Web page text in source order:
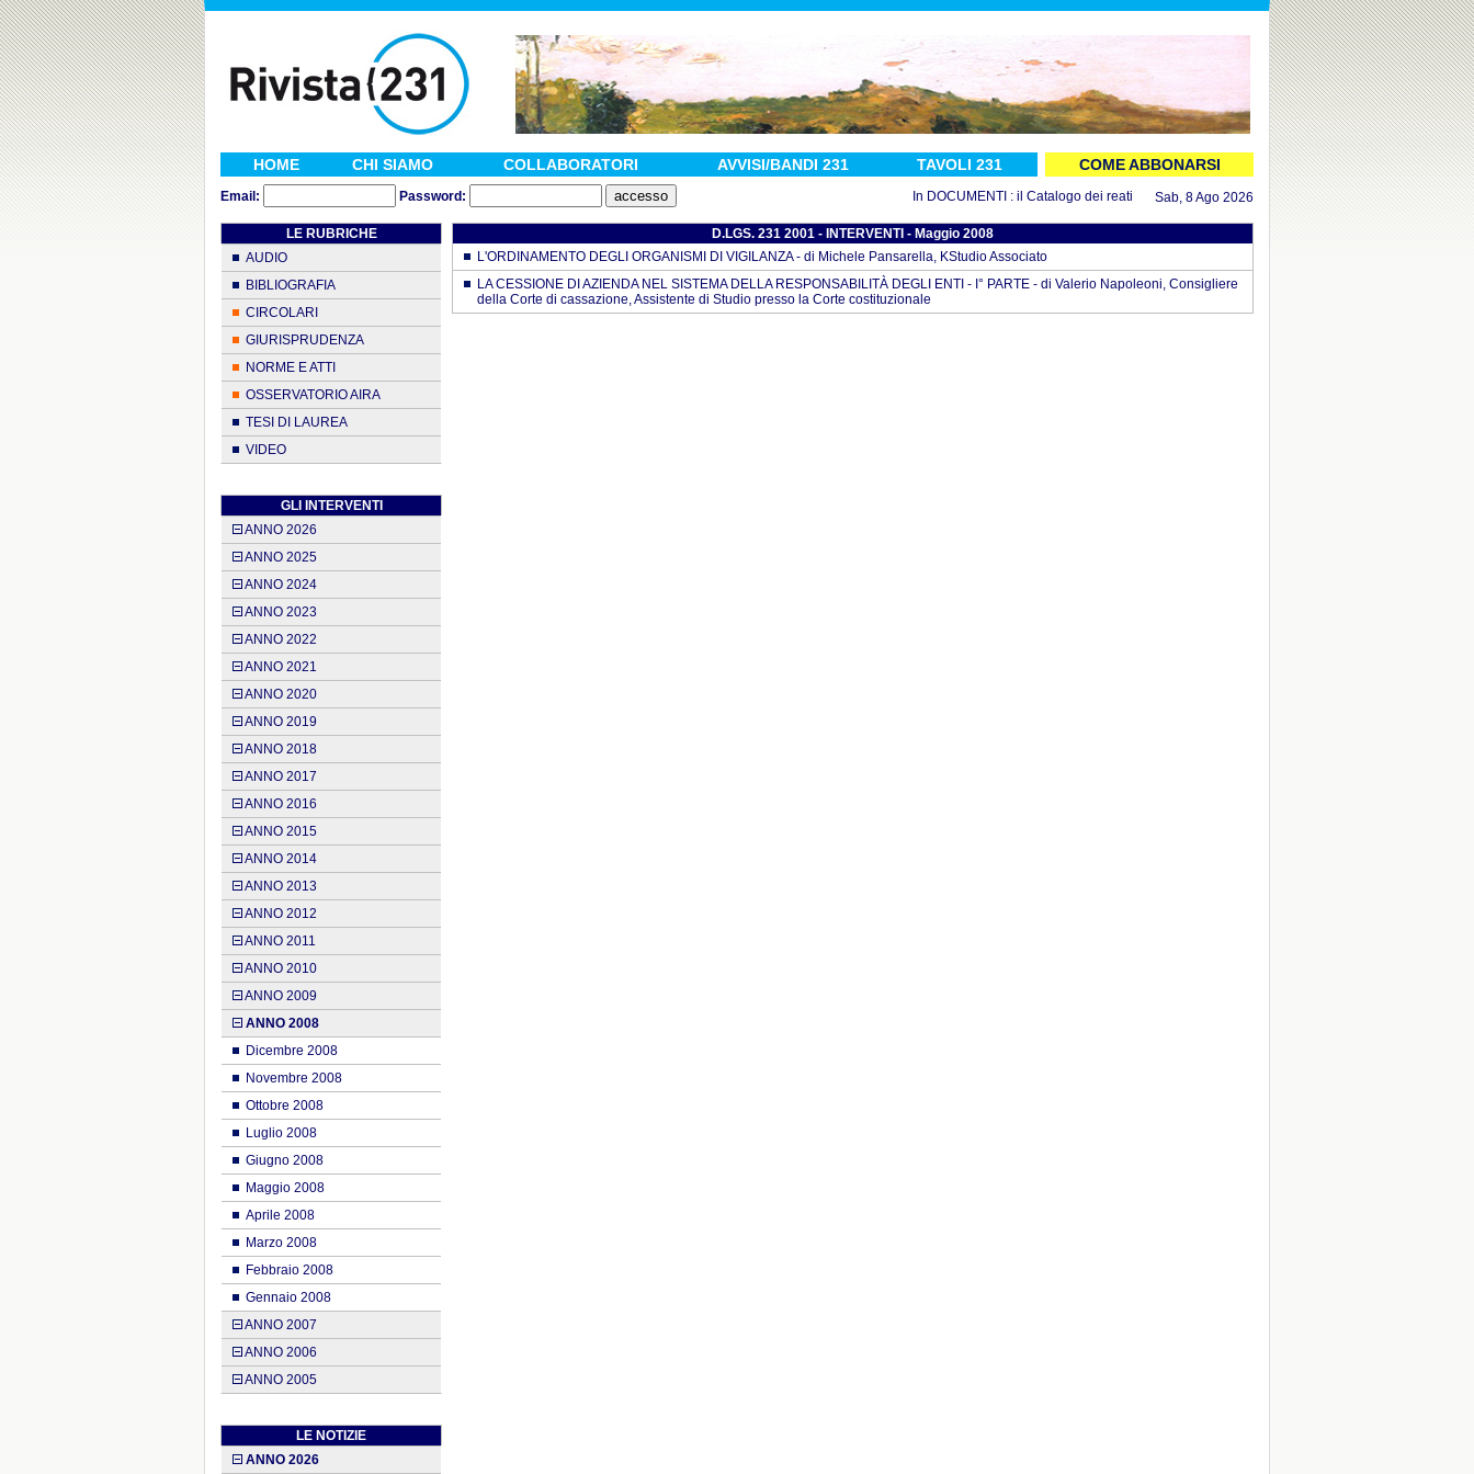
HOME CHI SIAMO COLLABORATORI AVVISI/BANDI 231 TAVOLI 231 COME ABBONARSI
Email: Password: In DOCUMENTI : il Catalogo dei reati aggiornato al 16 luglio 2026
Sab, 8 Ago 2026
LE RUBRICHE
AUDIO
BIBLIOGRAFIA
CIRCOLARI
GIURISPRUDENZA
NORME E ATTI
OSSERVATORIO AIRA
TESI DI LAUREA
VIDEO
GLI INTERVENTI
ANNO 2026
ANNO 2025
ANNO 2024
ANNO 2023
ANNO 2022
ANNO 2021
ANNO 2020
ANNO 2019
ANNO 2018
ANNO 2017
ANNO 2016
ANNO 2015
ANNO 2014
ANNO 2013
ANNO 2012
ANNO 2011
ANNO 2010
ANNO 2009
ANNO 2008
Dicembre 2008
Novembre 2008
Ottobre 2008
Luglio 2008
Giugno 2008
Maggio 2008
Aprile 2008
Marzo 2008
Febbraio 2008
Gennaio 2008
ANNO 2007
ANNO 2006
ANNO 2005
LE NOTIZIE
ANNO 2026
D.LGS. 231 2001 - INTERVENTI - Maggio 2008
L'ORDINAMENTO DEGLI ORGANISMI DI VIGILANZA - di Michele Pansarella, KStudio Associato
LA CESSIONE DI AZIENDA NEL SISTEMA DELLA RESPONSABILITÀ DEGLI ENTI - I° PARTE - di Valerio Napoleoni, Consigliere
della Corte di cassazione, Assistente di Studio presso la Corte costituzionale